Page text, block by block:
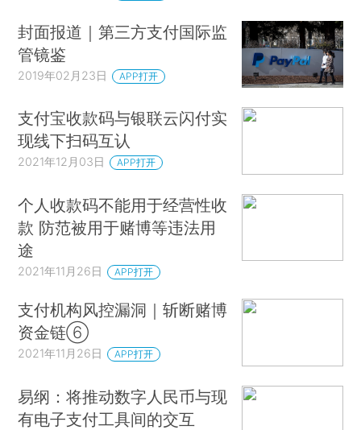
封面报道｜第三方支付国际监
管镜鉴
2019年02月23日 APP打开
支付宝收款码与银联云闪付实
现线下扫码互认
2021年12月03日 APP打开
个人收款码不能用于经营性收
款 防范被用于赌博等违法用
途
2021年11月26日 APP打开
支付机构风控漏洞｜斩断赌博
资金链⑥
2021年11月26日 APP打开
易纲：将推动数字人民币与现
有电子支付工具间的交互